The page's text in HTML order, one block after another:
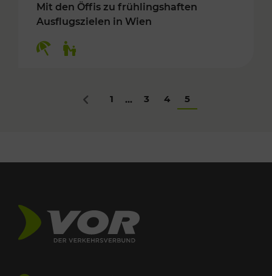
Mit den Öffis zu frühlingshaften
Ausflugszielen in Wien
Zurück
1 ... 3 4 5